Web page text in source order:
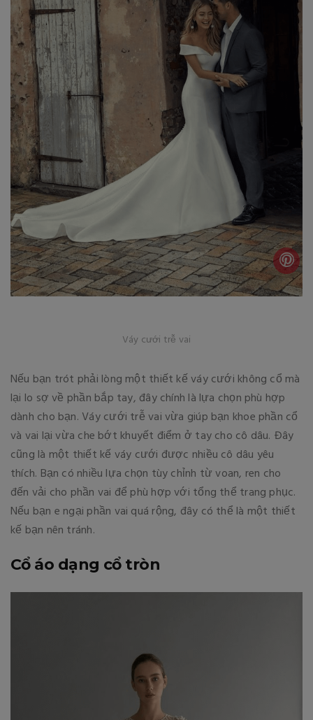
Váy cưới trễ vai
Nếu bạn trót phải lòng một thiết kế váy cưới không cổ mà
lại lo sợ về phần bắp tay, đây chính là lựa chọn phù hợp
dành cho bạn. Váy cưới trễ vai vừa giúp bạn khoe phần cổ
và vai lại vừa che bớt khuyết điểm ở tay cho cô dâu. Đây
cũng là một thiết kế váy cưới được nhiều cô dâu yêu
thích. Bạn có nhiều lựa chọn tùy chỉnh từ voan, ren cho
đến vải cho phần vai để phù hợp với tổng thể trang phục.
Nếu bạn e ngại phần vai quá rộng, đây có thể là một thiết
kế bạn nên tránh.
Cổ áo dạng cổ tròn